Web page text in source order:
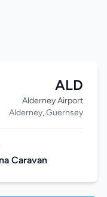
ALD
Alderney Airport
Alderney, Guernsey
Caravan